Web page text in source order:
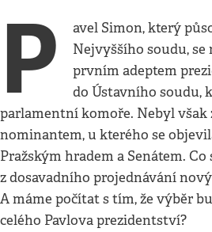
P
avel Simon, který
Nejvyššího soudu,
prvním adeptem
do Ústavního soudu,
parlamentní komoře. Nebyl však
nominantem, u kterého se
Pražským hradem a Senátem.
z dosavadního projednávání
A máme počítat s tím, že výběr
celého Pavlova prezidentství?